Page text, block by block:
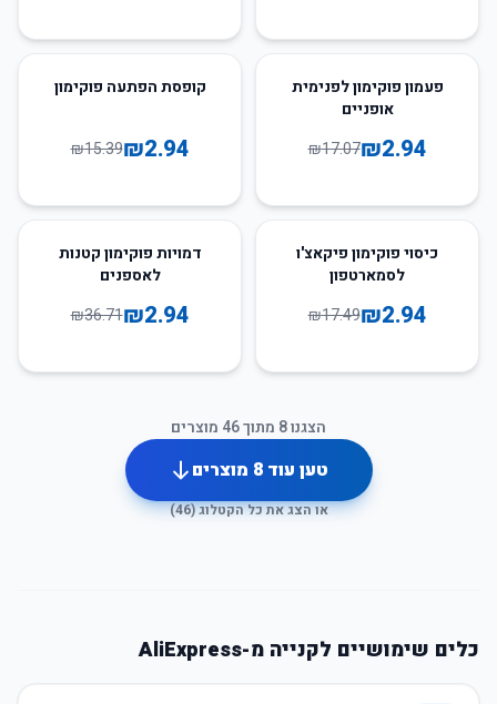
83
פעמון פוקימון לפנימית
אופניים
₪2.94
₪17.07
81
קופסת הפתעה פוקימון
₪2.94
₪15.39
83כיסוי פוקימון פיקאצ'ו
לסמארטפון
₪2.94
₪17.49
92דמויות פוקימון קטנות
לאספנים
₪2.94
₪36.71
הצגנו8 מתוך46 מוצרים
טען עוד8 מוצרים
או הצג את כל הקטלוג (46
)
כלים שימושיים לקנייה מ-AliExpress